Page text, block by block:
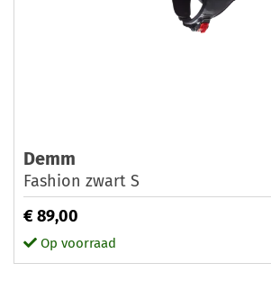
Demm
Fashion zwart S
€ 89,00
Op voorraad